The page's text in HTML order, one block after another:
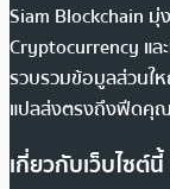
Siam Blockchain มุ่
Cryptocurrency แล
รวบรวมข้อมูลส่วนให
แปลส่งตรงถึงฟีดคุณ
เกี่ยวกับเว็บไซต์นี้